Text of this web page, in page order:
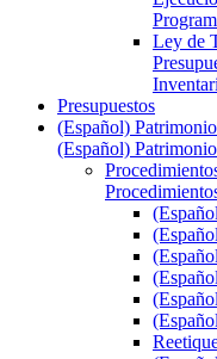
Ley de
Presupuestos
(Español)
(Español)